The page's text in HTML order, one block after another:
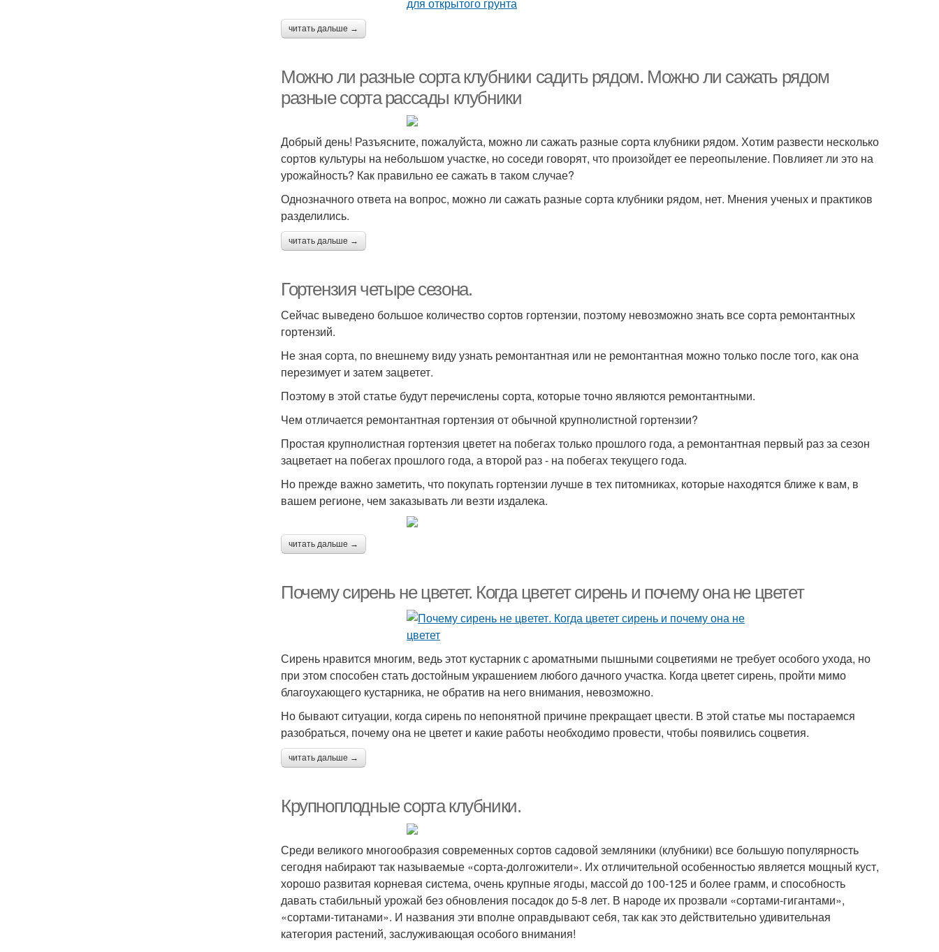
читать дальше →
Можно ли разные сорта клубники садить рядом. Можно ли сажать рядом
разные сорта рассады клубники
Добрый день! Разъясните, пожалуйста, можно ли сажать разные сорта клубники рядом. Хотим развести несколько
сортов культуры на небольшом участке, но соседи говорят, что произойдет ее переопыление. Повлияет ли это на
урожайность? Как правильно ее сажать в таком случае?
Однозначного ответа на вопрос, можно ли сажать разные сорта клубники рядом, нет. Мнения ученых и практиков
разделились.
читать дальше →
Гортензия четыре сезона.
Сейчас выведено большое количество сортов гортензии, поэтому невозможно знать все сорта ремонтантных
гортензий.
Не зная сорта, по внешнему виду узнать ремонтантная или не ремонтантная можно только после того, как она
перезимует и затем зацветет.
Поэтому в этой статье будут перечислены сорта, которые точно являются ремонтантными.
Чем отличается ремонтантная гортензия от обычной крупнолистной гортензии?
Простая крупнолистная гортензия цветет на побегах только прошлого года, а ремонтантная первый раз за сезон
зацветает на побегах прошлого года, а второй раз - на побегах текущего года.
Но прежде важно заметить, что покупать гортензии лучше в тех питомниках, которые находятся ближе к вам, в
вашем регионе, чем заказывать ли везти издалека.
читать дальше →
Почему сирень не цветет. Когда цветет сирень и почему она не цветет
Сирень нравится многим, ведь этот кустарник с ароматными пышными соцветиями не требует особого ухода, но
при этом способен стать достойным украшением любого дачного участка. Когда цветет сирень, пройти мимо
благоухающего кустарника, не обратив на него внимания, невозможно.
Но бывают ситуации, когда сирень по непонятной причине прекращает цвести. В этой статье мы постараемся
разобраться, почему она не цветет и какие работы необходимо провести, чтобы появились соцветия.
читать дальше →
Крупноплодные сорта клубники.
Среди великого многообразия современных сортов садовой земляники (клубники) все большую популярность
сегодня набирают так называемые «сорта-долгожители». Их отличительной особенностью является мощный куст,
хорошо развитая корневая система, очень крупные ягоды, массой до 100-125 и более грамм, и способность
давать стабильный урожай без обновления посадок до 5-8 лет. В народе их прозвали «сортами-гигантами»,
«сортами-титанами». И названия эти вполне оправдывают себя, так как это действительно удивительная
категория растений, заслуживающая особого внимания!